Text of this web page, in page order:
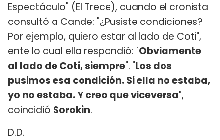
Espectáculo" (El Trece), cuando el cronista
consultó a Cande: "¿Pusiste condiciones?
Por ejemplo, quiero estar al lado de Coti",
ente lo cual ella respondió: "Obviamente
al lado de Coti, siempre". "Los dos
pusimos esa condición. Si ella no estaba,
yo no estaba. Y creo que viceversa",
coincidió Sorokin.
D.D.